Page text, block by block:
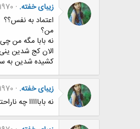
زیبای خفته.
اعتماد به نفس؟؟
من؟
نه بابا مگه من
الان کج شدین
کشیده شدین به
زیبای خفته.
نه بابااااا چه